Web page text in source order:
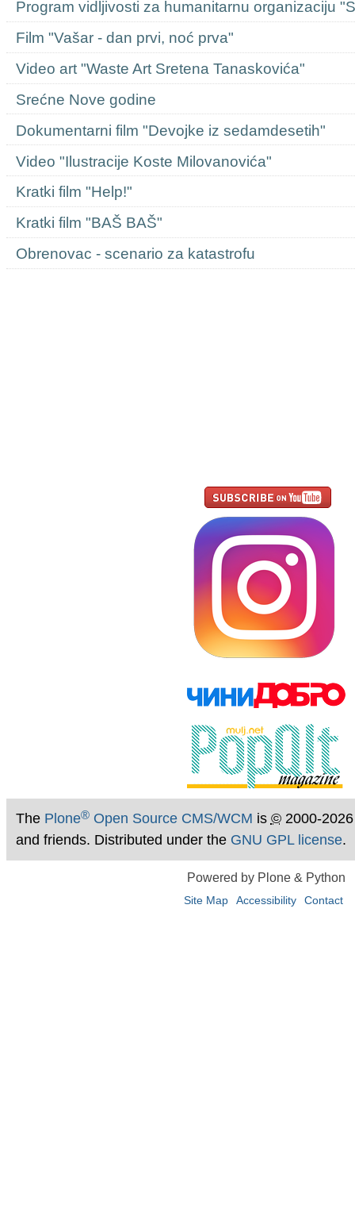
Program vidljivosti za humanitarnu organizaciju
Film "Vašar - dan prvi, noć prva"
Video art "Waste Art Sretena Tanaskovića"
Srećne Nove godine
Dokumentarni film "Devojke iz sedamdesetih"
Video "Ilustracije Koste Milovanovića"
Kratki film "Help!"
Kratki film "BAŠ BAŠ"
Obrenovac - scenario za katastrofu
The Plone®Open Source CMS/WCM is ©2000-
and friends. Distributed under the GNU GPL license.
Powered by Plone & Python
Site Map Accessibility Contact